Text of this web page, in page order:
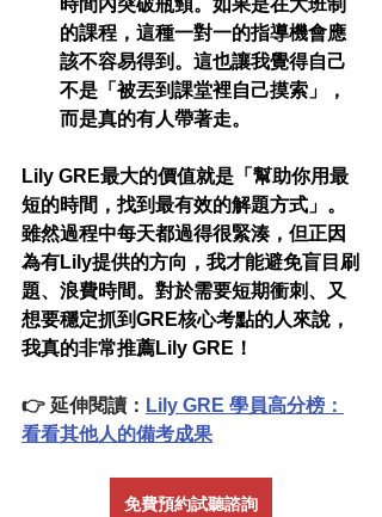
時間內突破瓶頸。如果是在大班制
的課程，這種一對一的指導機會應
該不容易得到。這也讓我覺得自己
不是「被丟到課堂裡自己摸索」，
而是真的有人帶著走。
Lily GRE最大的價值就是「幫助你用最
短的時間，找到最有效的解題方式」。
雖然過程中每天都過得很緊湊，但正因
為有Lily提供的方向，我才能避免盲目刷
題、浪費時間。對於需要短期衝刺、又
想要穩定抓到GRE核心考點的人來說，
我真的非常推薦Lily GRE！
👉 延伸閱讀 ： Lily GRE 學員高分榜：
看看其他人的備考成果
免費預約試聽諮詢